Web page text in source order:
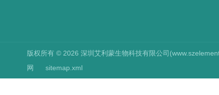
版权所有 © 2026 深圳艾利蒙生物科技有限公司
网
sitemap.xml